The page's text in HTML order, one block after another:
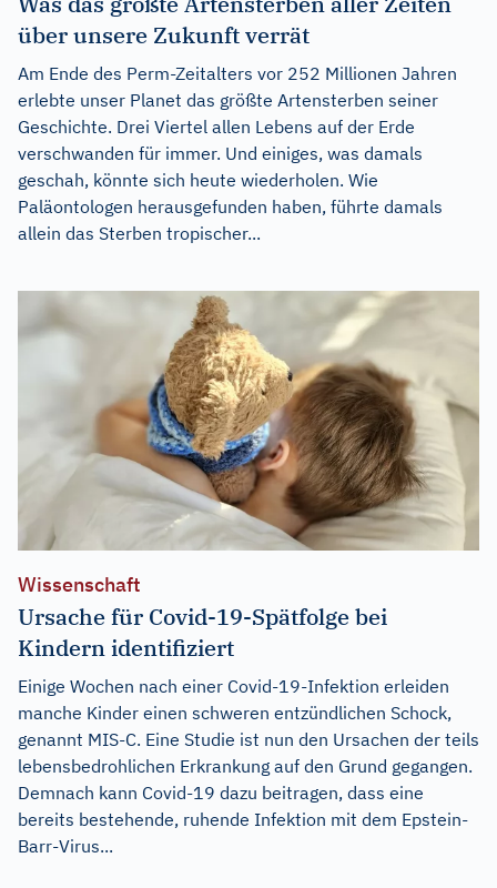
über unsere Zukunft verrät
Am Ende des Perm-Zeitalters vor 252 Millionen Jahren
erlebte unser Planet das größte Artensterben seiner
Geschichte. Drei Viertel allen Lebens auf der Erde
verschwanden für immer. Und einiges, was damals
geschah, könnte sich heute wiederholen. Wie
Paläontologen herausgefunden haben, führte damals
allein das Sterben tropischer...
Wissenschaft
Ursache für Covid-19-Spätfolge bei
Kindern identifiziert
Einige Wochen nach einer Covid-19-Infektion erleiden
manche Kinder einen schweren entzündlichen Schock,
genannt MIS-C. Eine Studie ist nun den Ursachen der teils
lebensbedrohlichen Erkrankung auf den Grund gegangen.
Demnach kann Covid-19 dazu beitragen, dass eine
bereits bestehende, ruhende Infektion mit dem Epstein-
Barr-Virus...